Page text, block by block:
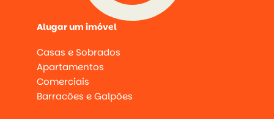
Alugar um imóvel
Casas e Sobrados
Apartamentos
Comerciais
Barracões e Galpões